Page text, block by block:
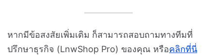
หากมีข้อสงสัยเพิ่มเติม ก็สามารถสอบถามทางทีมที่
ปรึกษาธุรกิจ (LnwShop Pro) ของคุณ หรือคลิกที่นี่